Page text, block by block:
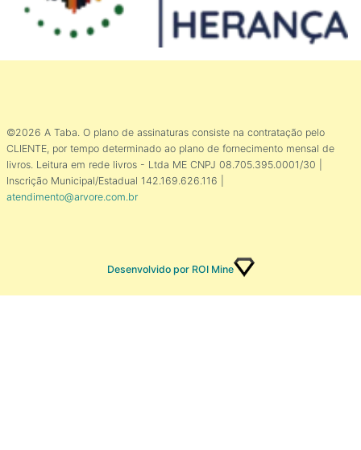
©2026 A Taba. O plano de assinaturas consiste na contratação pelo
CLIENTE, por tempo determinado ao plano de fornecimento mensal de
livros. Leitura em rede livros - Ltda ME CNPJ 08.705.395.0001/30 |
Inscrição Municipal/Estadual 142.169.626.116 |
atendimento@arvore.com.br
Desenvolvido por ROI Mine